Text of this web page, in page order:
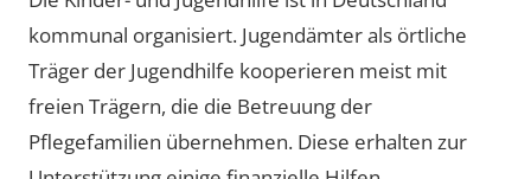
kommunal organisiert. Jugendämter als örtliche
Träger der Jugendhilfe kooperieren meist mit
freien Trägern, die die Betreuung der
Pflegefamilien übernehmen. Diese erhalten zur